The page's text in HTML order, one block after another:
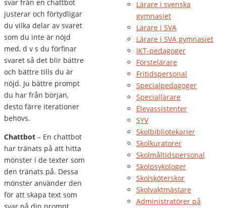
svar från en chattbot
justerar och förtydligar
du vilka delar av svaret
som du inte är nöjd
med, d v s du förfinar
svaret så det blir bättre
och bättre tills du är
nöjd. Ju bättre prompt
du har från början,
desto färre iterationer
behövs.
Chattbot – En chattbot
har tränats på att hitta
mönster i de texter som
den tränats på. Dessa
mönster använder den
för att skapa text som
svar på din prompt.
Lärare i svenska
gymnasiet
Lärare i SVA
Lärare i SVA gymnasiet
IKT-pedagoger
Förstelärare
Fritidspersonal
Specialpedagoger
Speciallärare
Elevassistenter
SYV
Skolbibliotekarier
Skolkuratorer
Skolmåltidspersonal
Skolpsykologer
Skolsköterskor
Skolvaktmästare
Administratörer på